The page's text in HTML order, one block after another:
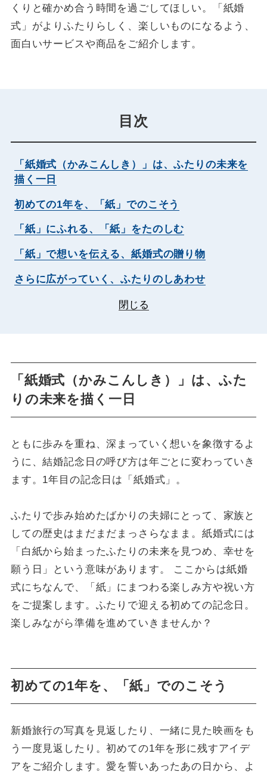
くりと確かめ合う時間を過ごしてほしい。「紙婚
式」がよりふたりらしく、楽しいものになるよう、
面白いサービスや商品をご紹介します。
目次
「紙婚式（かみこんしき）」は、ふたりの未来を
描く一日
初めての1年を、「紙」でのこそう
「紙」にふれる、「紙」をたのしむ
「紙」で想いを伝える、紙婚式の贈り物
さらに広がっていく、ふたりのしあわせ
閉じる
「紙婚式（かみこんしき）」は、ふた
りの未来を描く一日
ともに歩みを重ね、深まっていく想いを象徴するよ
うに、結婚記念日の呼び方は年ごとに変わっていき
ます。1年目の記念日は「紙婚式」。
ふたりで歩み始めたばかりの夫婦にとって、家族と
しての歴史はまだまだまっさらなまま。紙婚式には
「白紙から始まったふたりの未来を見つめ、幸せを
願う日」という意味があります。 ここからは紙婚
式にちなんで、「紙」にまつわる楽しみ方や祝い方
をご提案します。ふたりで迎える初めての記念日。
楽しみながら準備を進めていきませんか？
初めての1年を、「紙」でのこそう
新婚旅行の写真を見返したり、一緒に見た映画をも
う一度見返したり。初めての1年を形に残すアイデ
アをご紹介します。愛を誓いあったあの日から、よ